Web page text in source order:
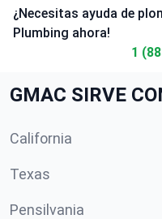
¿Necesitas ayuda de
Plumbing ahora!
1
GMAC SIRVE
California
Texas
Pensilvania